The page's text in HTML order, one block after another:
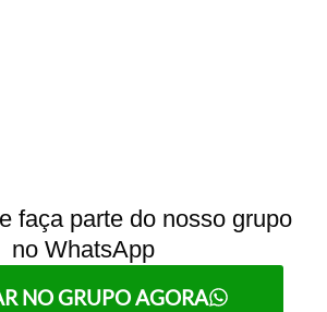
faça parte do nosso grupo
no WhatsApp
NO GRUPO AGORA